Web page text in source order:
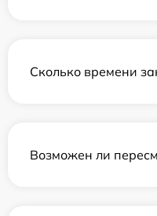
Сколько времени
Возможен ли